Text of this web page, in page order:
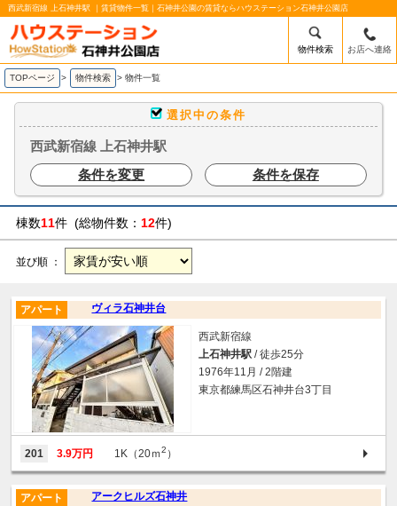
西武新宿線 上石神井駅 ｜賃貸物件一覧｜石神井公園の賃貸ならハウステーション石神井公園店
物件検索 お店へ連絡
TOPページ > 物件検索 > 物件一覧
選択中の条件
西武新宿線 上石神井駅
条件を変更
条件を保存
棟数11件 (総物件数： 12件)
並び順 ：
ヴィラ石神井台
アパート
西武新宿線
上石神井駅 / 徒歩25分
1976年11月 / 2階建
東京都練馬区石神井台3丁目
201 3.9万円 1K（20ｍ2 ）
アークヒルズ石神井
アパート